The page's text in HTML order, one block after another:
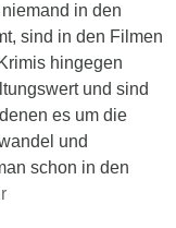
in den
sind in den Filmen
hingegen
und sind
es um die
und
schon in den